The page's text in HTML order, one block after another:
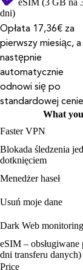
eSIM (3 GB na
dni)
Opłata 17,36€ za
pierwszy miesiąc, a
następnie
automatycznie
odnowi się po
standardowej
What
Faster VPN
Blokada śledzenia
dotknięciem
Menedżer haseł
Usuń moje dane
Dark Web monitoring
eSIM –
dni transferu danych)
Price